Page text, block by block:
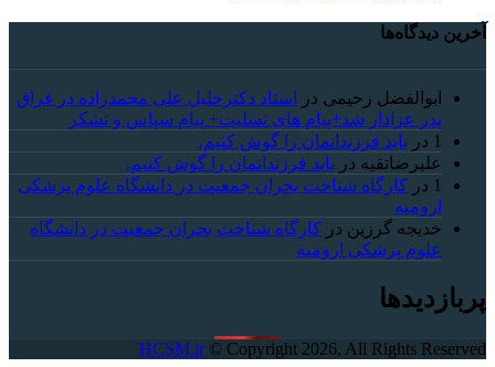
آخرین دیدگاه‌ها
ابوالفضل رحیمی در
استاد دکترخلیل علی محمدزاده در فراق
پدر عزادار شد+پیام های تسلیت+ پیام سپاس و تشکر
1 در باید فرزندانمان را گوش کنیم.
علیرضاتقیه در باید فرزندانمان را گوش کنیم.
1 در کارگاه شناخت بحران جمعیت در دانشگاه علوم پزشکی
ارومیه
خديجه گرزین در کارگاه شناخت بحران جمعیت در دانشگاه
علوم پزشکی ارومیه
پربازدیدها
HCSM.ir© Copyright 2026, All Rights Reserved